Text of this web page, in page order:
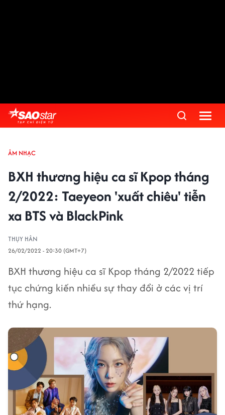
ÂM NHẠC
BXH thương hiệu ca sĩ Kpop tháng
2/2022: Taeyeon 'xuất chiêu' tiễn
xa BTS và BlackPink
THỤY HÂN
26/02/2022 - 20:30 (GMT+7)
BXH thương hiệu ca sĩ Kpop tháng 2/2022 tiếp
tục chứng kiến nhiều sự thay đổi ở các vị trí
thứ hạng.